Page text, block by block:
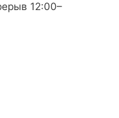
12:00–